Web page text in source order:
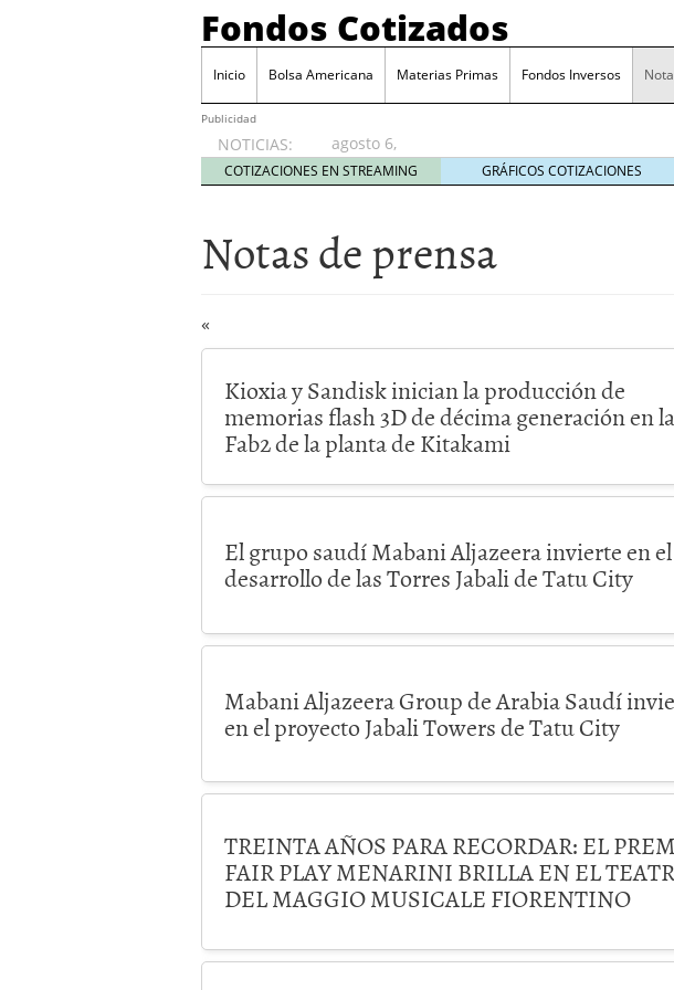
Fondos Cotizados
Inicio Bolsa Americana Materias Primas Fondos Inversos
Publicidad
NOTICIAS:
agosto 6,
2026
COTIZACIONES EN STREAMING GRÁFICOS COTIZACIONES
Notas de prensa
«
Kioxia y Sandisk inician la producción de
memorias flash 3D de décima generación en la
Fab2 de la planta de Kitakami
El grupo saudí Mabani Aljazeera invierte en el
desarrollo de las Torres Jabali de Tatu City
Mabani Aljazeera Group de Arabia Saudí
en el proyecto Jabali Towers de Tatu City
TREINTA AÑOS PARA RECORDAR: EL
FAIR PLAY MENARINI BRILLA EN EL
DEL MAGGIO MUSICALE FIORENTINO